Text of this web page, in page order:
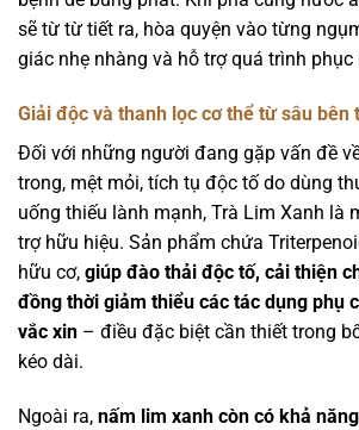
sẽ từ từ tiết ra, hòa quyện vào từng
giác nhẹ nhàng và hỗ trợ quá trình phục
Giải độc và thanh lọc cơ thể từ sâu bên
Đối với những người đang gặp vấn đề
trong, mệt mỏi, tích tụ độc tố do dùng
uống thiếu lành mạnh, Trà Lim Xanh là
trợ hữu hiệu. Sản phẩm chứa
hữu cơ, giúp đào thải độc tố, cải thiện
đồng thời giảm thiểu các tác dụng phụ
vắc xin – điều đặc biệt cần thiết trong
kéo dài.
Ngoài ra, nấm lim xanh còn có khả